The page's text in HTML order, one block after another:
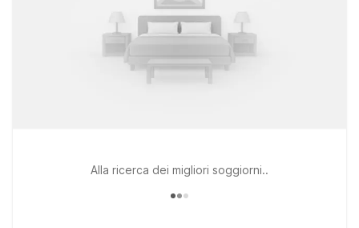
Alla ricerca dei migliori soggiorni..